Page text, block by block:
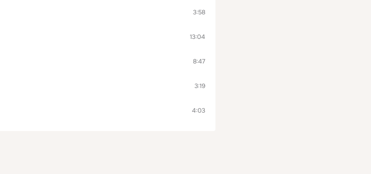
3:58
13:04
8:47
3:19
4:03